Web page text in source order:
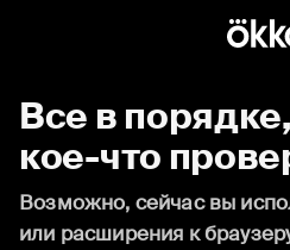
Все в
кое-что
Возможно, сейчас вы
или расширения к